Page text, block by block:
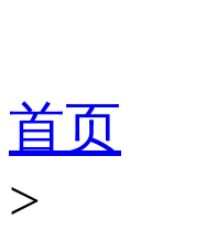
首页
>